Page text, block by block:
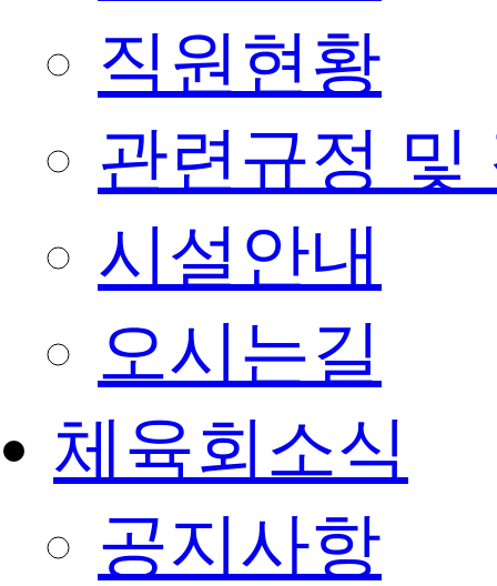
직원현황
관련규정 및
시설안내
오시는길
체육회소식
공지사항